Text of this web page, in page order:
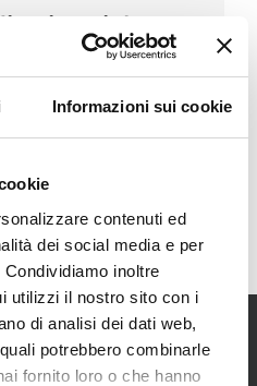
Informazioni sui cookie
contenuti ed
dei social media e per
inoltre
utilizzi il nostro sito con i
di analisi dei dati web,
potrebbero combinarle
fornito loro o che hanno
sui social
LinkedInEmail